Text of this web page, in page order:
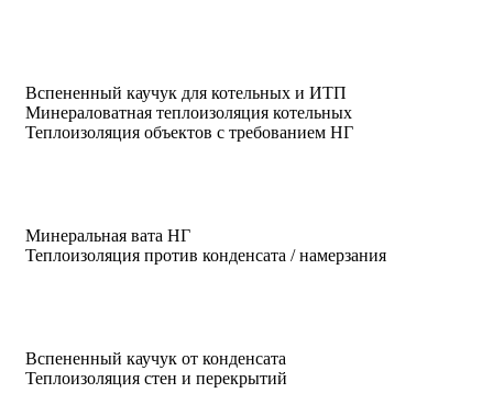
Вспененный каучук для котельных и ИТП
Минераловатная теплоизоляция котельных
Теплоизоляция объектов с требованием НГ
Минеральная вата НГ
Теплоизоляция против конденсата / намерзания
Вспененный каучук от конденсата
Теплоизоляция стен и перекрытий